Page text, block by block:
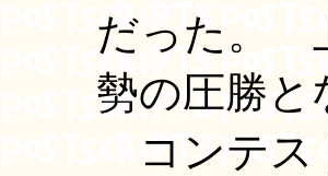
だった。
勢の圧勝と
コンテス